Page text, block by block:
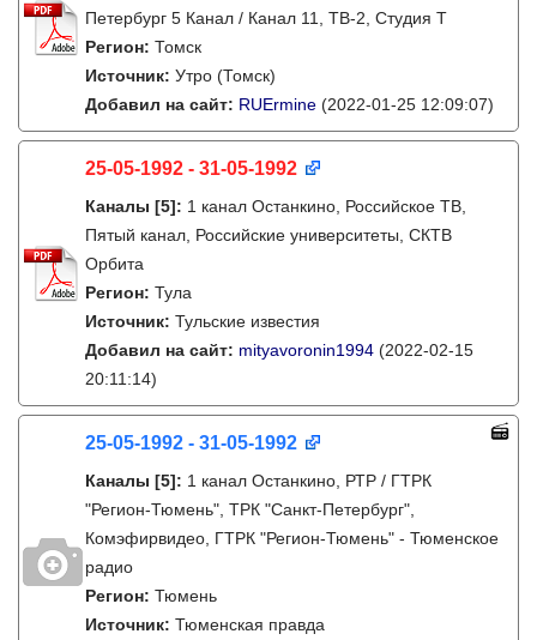
Петербург 5 Канал / Канал 11, ТВ-2, Студия Т
Регион: Томск
Источник: Утро (Томск)
Добавил на сайт: RUErmine (2022-01-25 12:09:07)
25-05-1992 - 31-05-1992
Каналы [5]: 1 канал Останкино, Российское ТВ,
Пятый канал, Российские университеты, СКТВ
Орбита
Регион: Тула
Источник: Тульские известия
Добавил на сайт: mityavoronin1994 (2022-02-15
20:11:14)
25-05-1992 - 31-05-1992
Каналы [5]: 1 канал Останкино, РТР / ГТРК
"Регион-Тюмень", ТРК "Санкт-Петербург",
Комэфирвидео, ГТРК "Регион-Тюмень" - Тюменское
радио
Регион: Тюмень
Источник: Тюменская правда